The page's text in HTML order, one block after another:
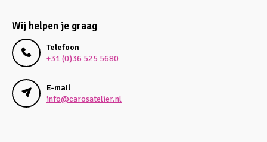
Wij helpen je graag
Telefoon
+31 (0)36 525 5680
E-mail
info@carosatelier.nl